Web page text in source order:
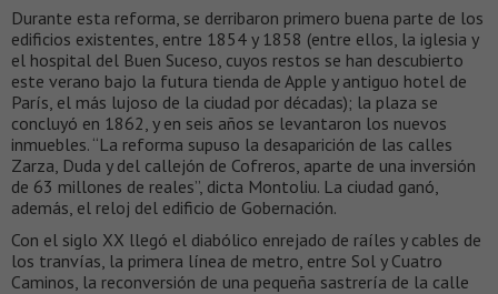
Durante esta reforma, se derribaron primero buena parte de los
edificios existentes, entre 1854 y 1858 (entre ellos, la iglesia y
el hospital del Buen Suceso, cuyos restos se han descubierto
este verano bajo la futura tienda de Apple y antiguo hotel de
París, el más lujoso de la ciudad por décadas); la plaza se
concluyó en 1862, y en seis años se levantaron los nuevos
inmuebles. “La reforma supuso la desaparición de las calles
Zarza, Duda y del callejón de Cofreros, aparte de una inversión
de 63 millones de reales”, dicta Montoliu. La ciudad ganó,
además, el reloj del edificio de Gobernación.
Con el siglo XX llegó el diabólico enrejado de raíles y cables de
los tranvías, la primera línea de metro, entre Sol y Cuatro
Caminos, la reconversión de una pequeña sastrería de la calle